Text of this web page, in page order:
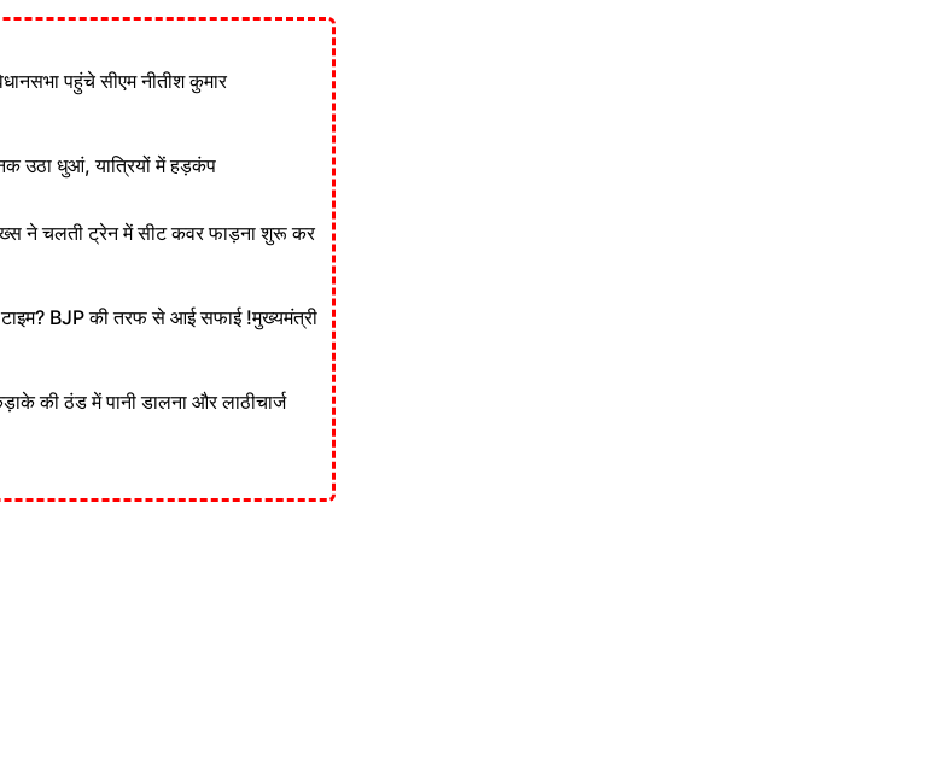
पहुंचे सीएम नीतीश कुमार
उठा धुआं, यात्रियों में हड़कंप
ने चलती ट्रेन में सीट कवर फाड़ना शुरू कर
BJP की तरफ से आई सफाई !मुख्यमंत्री
की ठंड में पानी डालना और लाठीचार्ज